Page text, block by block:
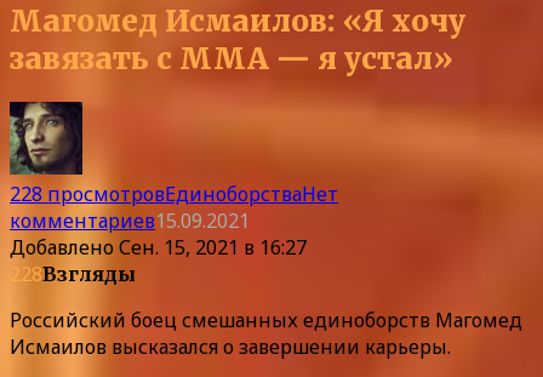
Магомед Исмаилов: «Я хочу
завязать с ММА — я устал»
228 просмотровЕдиноборстваНет
комментариев15.09.2021
Добавлено Сен. 15, 2021 в 16:27
228Взгляды
Российский боец смешанных единоборств Магомед
Исмаилов высказался о завершении карьеры.